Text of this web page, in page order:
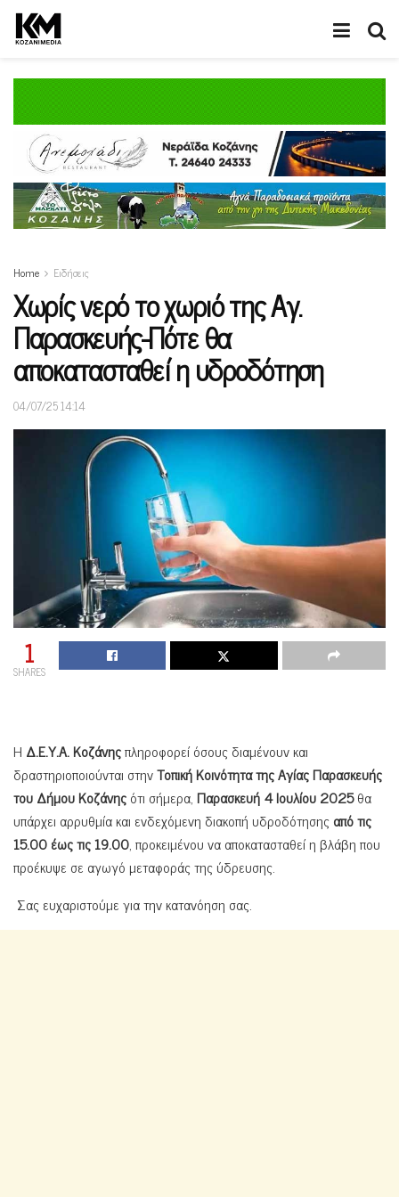
Home Ειδήσεις
Xωρίς νερό το χωριό της Αγ.
Παρασκευής-Πότε θα
αποκατασταθεί η υδροδότηση
04/07/25 14:14
1
SHARES
Η Δ.Ε.Υ.Α. Κοζάνηςπληροφορεί όσους διαμένουν και
δραστηριοποιούνται στηνΤοπική Κοινότητα της Αγίας Παρασκευής
του Δήμου Κοζάνηςότι σήμερα, Παρασκευή4 Ιουλίου 2025θα
υπάρχει αρρυθμία και ενδεχόμενη διακοπή υδροδότησηςαπό τις
15.00 έως τις 19.00, προκειμένου να αποκατασταθεί η βλάβη που
προέκυψε σε αγωγό μεταφοράς της ύδρευσης.
Σας ευχαριστούμε για την κατανόηση σας.